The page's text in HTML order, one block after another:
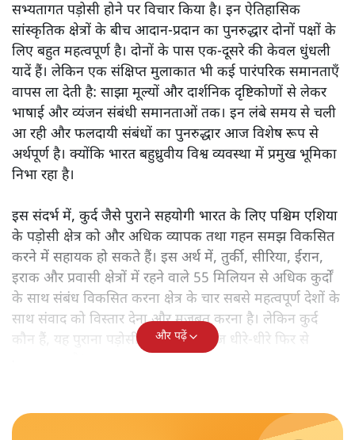
सभ्यतागत पड़ोसी होने पर विचार किया है। इन ऐतिहासिक
सांस्कृतिक क्षेत्रों के बीच आदान-प्रदान का पुनरुद्धार दोनों पक्षों के
लिए बहुत महत्वपूर्ण है। दोनों के पास एक-दूसरे की केवल धुंधली
यादें हैं। लेकिन एक संक्षिप्त मुलाकात भी कई पारंपरिक समानताएँ
वापस ला देती है: साझा मूल्यों और दार्शनिक दृष्टिकोणों से लेकर
भाषाई और व्यंजन संबंधी समानताओं तक। इन लंबे समय से चली
आ रही और फलदायी संबंधों का पुनरुद्धार आज विशेष रूप से
अर्थपूर्ण है। क्योंकि भारत बहुध्रुवीय विश्व व्यवस्था में प्रमुख भूमिका
निभा रहा है।
इस संदर्भ में, कुर्द जैसे पुराने सहयोगी भारत के लिए पश्चिम एशिया
के पड़ोसी क्षेत्र को और अधिक व्यापक तथा गहन समझ विकसित
करने में सहायक हो सकते हैं। इस अर्थ में, तुर्की, सीरिया, ईरान,
इराक और प्रवासी क्षेत्रों में रहने वाले 55 मिलियन से अधिक कुर्दों
के साथ संबंध विकसित करना क्षेत्र के चार सबसे महत्वपूर्ण देशों के
साथ संवाद को विस्तार देना और मजबूत करना है। लेकिन कुर्द
कौन हैं, यह पुराना पड़ोसी जिसे भारत आज धीरे-धीरे फिर से
और पढ़ें